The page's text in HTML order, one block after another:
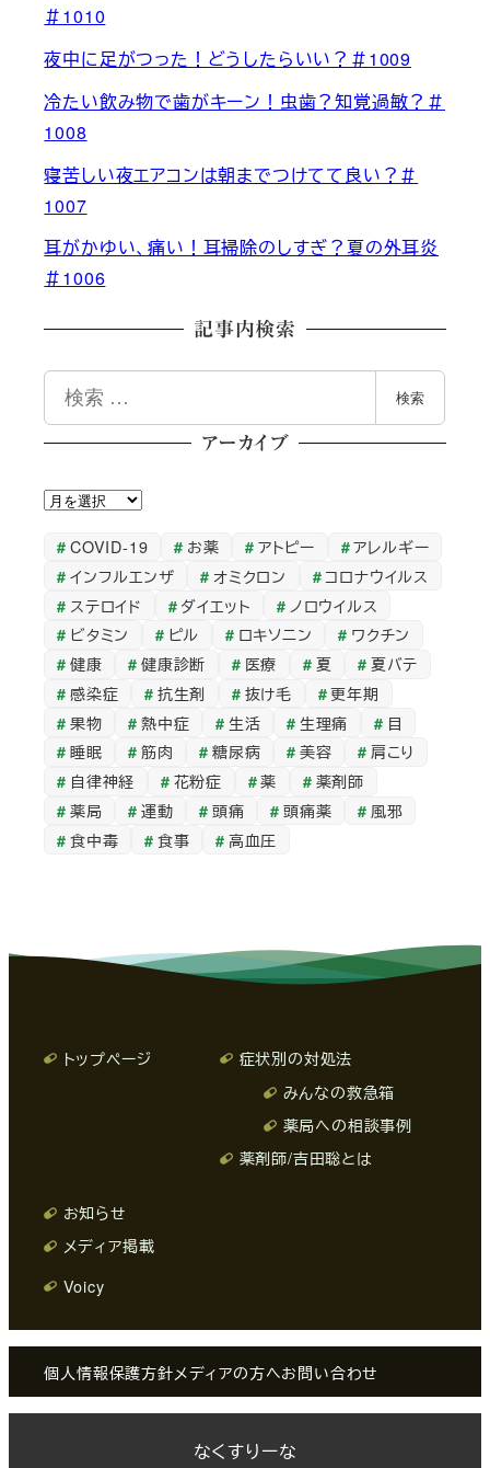
＃1010
夜中に足がつった！どうしたらいい？＃1009
冷たい飲み物で歯がキーン！虫歯？知覚過敏？＃
1008
寝苦しい夜エアコンは朝までつけてて良い？＃
1007
耳がかゆい、痛い！耳掃除のしすぎ？夏の外耳炎
＃1006
記事内検索
索
検索
アーカイブ
ア
カ
イ
ブ
COVID-19 お薬 アトピー
アレルギー
インフルエンザ
オミクロン
コロナウイルス
ステロイド
ダイエット
ノロウイルス
ビタミン
ピル ロキソニン
ワクチン
健康
健康診断 医療 夏
夏バテ
感染症
抗生剤 抜け毛
更年期
果物
熱中症 生活 生理痛
目
睡眠
筋肉 糖尿病 美容
肩こり
自律神経
花粉症 薬
薬剤師
薬局
運動 頭痛 頭痛薬
風邪
食中毒
食事 高血圧
トップページ
症状別の対処法
みんなの救急箱
薬局への相談事例
薬剤師/吉田聡とは
お知らせ
メディア掲載
Voicy
個人情報保護方針メディアの方へお問い合わせ
なくすりーな